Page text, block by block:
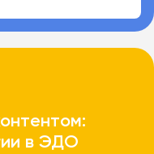
в ЭДО